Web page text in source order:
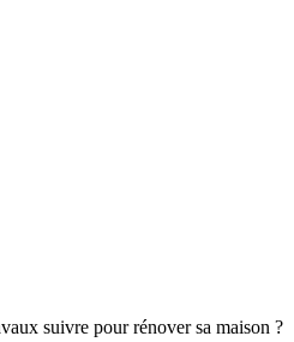
suivre pour rénover sa maison ?